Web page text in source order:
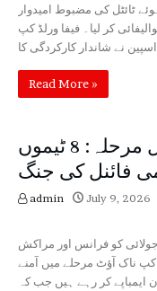
ٹائٹل کی مضبوط امیدوار
کوالیفائی کر لیا۔ فیفا ورلڈ کپ
Read More »
فیفا ورلڈ کپ کوارٹر فائنل مرحلہ: 8 ٹیموں
فائنل کی جنگ
admin July 9, 2026
فیفا درلڈکپ(میڈیا رپورٹس) پہلا مقابلہ کل 10 جولائی کو فرانس اور مراکش
کپ ناک آؤٹ مرحلے میں آمنے
ایمباپے کر رہے ہیں جب کہ